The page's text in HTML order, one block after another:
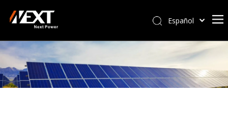
Español
Kiswahili
ไทย
Italiano